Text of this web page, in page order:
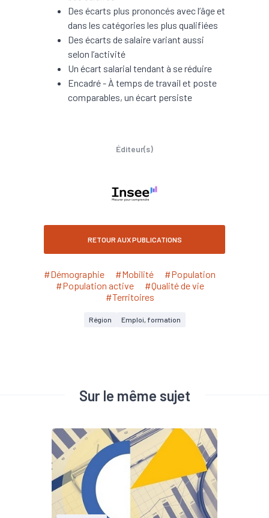
Des écarts plus prononcés avec l’âge et
dans les catégories les plus qualifiées
Des écarts de salaire variant aussi
selon l’activité
Un écart salarial tendant à se réduire
Encadré - À temps de travail et poste
comparables, un écart persiste
Éditeur(s)
RETOUR AUX PUBLICATIONS
#Démographie #Mobilité
#Population
#Population active
#Qualité de vie
#Territoires
Région Emploi, formation
Sur le même sujet